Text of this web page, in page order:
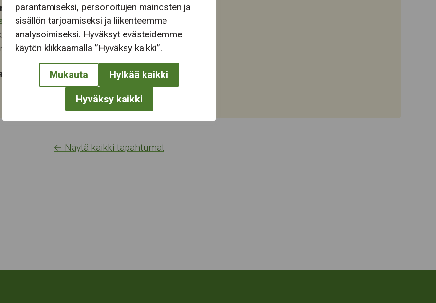
parantamiseksi, personoitujen mainosten ja
sisällön tarjoamiseksi ja liikenteemme
analysoimiseksi. Hyväksyt evästeidemme
käytön klikkaamalla ”Hyväksy kaikki”.
Mukauta Hylkää kaikki
Hyväksy kaikki
28
← Näytä kaikki tapahtumat